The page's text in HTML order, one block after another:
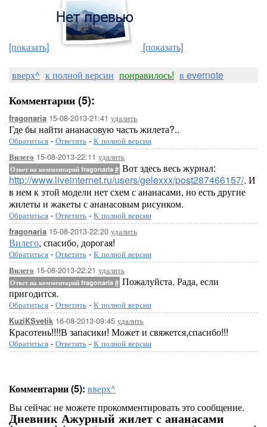
[показать] [показать]
вверх^ к полной версии понравилось! в evernote
Комментарии (5):
fragonaria 15-08-2013-21:41 удалить
Где бы найти ананасовую часть жилета?..
Обратиться - Ответить - К полной версии
Вилего 15-08-2013-22:11 удалить
Ответ на комментарий fragonaria # Вот здесь весь журнал:
http://www.liveinternet.ru/users/gelexxx/post287466157/. И
в нем к этой модели нет схем с ананасами, но есть другие
жилеты и жакеты с ананасовым рисунком.
Обратиться - Ответить - К полной версии
fragonaria 15-08-2013-22:20 удалить
Вилего, спасибо, дорогая!
Обратиться - Ответить - К полной версии
Вилего 15-08-2013-22:21 удалить
Ответ на комментарий fragonaria # Пожалуйста. Рада, если
пригодится.
Обратиться - Ответить - К полной версии
KuziKSvetik 16-08-2013-09:45 удалить
Красотень!!!!В запасики! Может и свяжется,спасибо!!!
Обратиться - Ответить - К полной версии
Комментарии (5): вверх^
Вы сейчас не можете прокомментировать это сообщение.
Дневник Ажурный жилет с ананасами